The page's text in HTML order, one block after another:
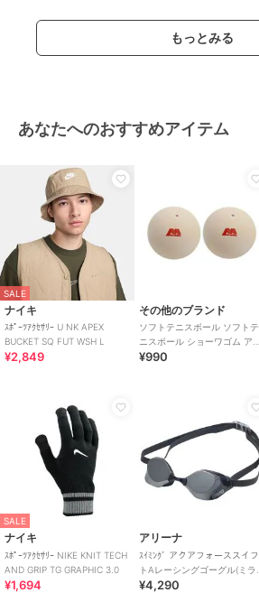
もっとみる
あなたへのおすすめアイテム
SALE
ナイキ
ｽﾎﾟｰﾂｱｸｾｻﾘｰ U NK APEX
BUCKET SQ FUT WSH L
¥2,849
その他のブランド
ソフトテニスボール ソフトテ
ニスボール ショーワゴム アカ
エム 公認球 2個入り
¥990
SALE
ナイキ
ｽﾎﾟｰﾂｱｸｾｻﾘｰ NIKE KNIT TECH
AND GRIP TG GRAPHIC 3.0
¥1,694
アリーナ
ｽｲﾐﾝｸﾞ アクアフォーススイフ
トAレーシングゴーグル(ミラ
ーレンズ、スワイプくもり止
¥4,290